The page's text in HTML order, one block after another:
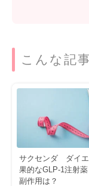
こんな記
サクセンダ ダイエ
果的なGLP-1注射
副作用は？